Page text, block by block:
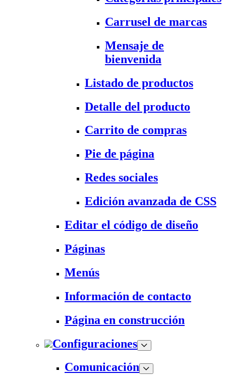
Carrusel de marcas
Mensaje de
bienvenida
Listado de productos
Detalle del producto
Carrito de compras
Pie de página
Redes sociales
Edición avanzada de CSS
Editar el código de diseño
Páginas
Menús
Información de contacto
Página en construcción
Configuraciones
Comunicación